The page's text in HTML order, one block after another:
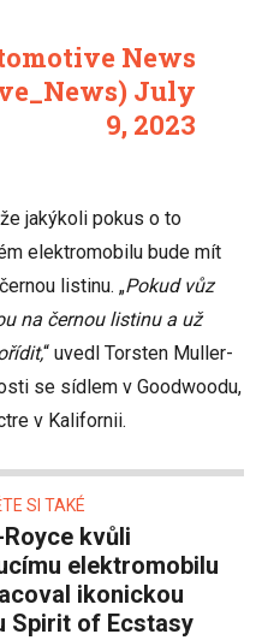
News
July
9, 2023
jakýkoli pokus o to
elektromobilu bude mít
listinu. „Pokud vůz
na černou listinu a už
“ uvedl Torsten Muller-
se sídlem v Goodwoodu,
v Kalifornii.
SI TAKÉ
elektromobilu
ikonickou
Spirit of Ecstasy